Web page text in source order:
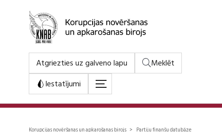
Atgriezties uz galveno lapu
Meklēt
Iestatījumi
Korupcijas novēršanas un apkarošanas birojs > Partiju finanšu datubāze